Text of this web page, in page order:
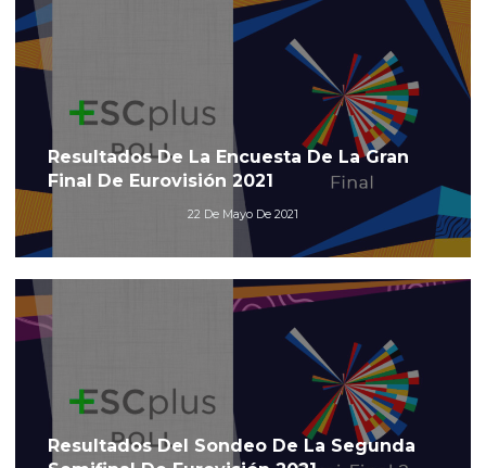
Resultados De La Encuesta De La Gran
Final De Eurovisión 2021
22 De Mayo De 2021
Resultados Del Sondeo De La Segunda